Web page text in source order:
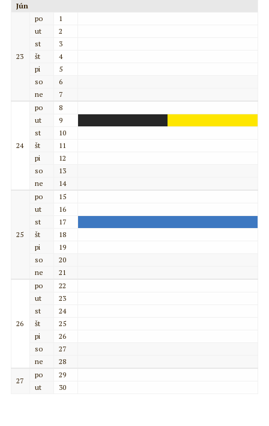
Jún
23
po
1
ut
2
st
3
št
4
pi
5
so
6
ne
7
24
po
8
ut
9
st
10
št
11
pi
12
so
13
ne
14
25
po
15
ut
16
st
17
št
18
pi
19
so
20
ne
21
26
po
22
ut
23
st
24
št
25
pi
26
so
27
ne
28
27
po
29
ut
30